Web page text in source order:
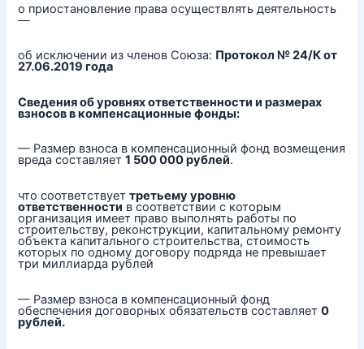
о приостановление права осуществлять деятельность
—
об исключении из членов Союза: Протокол № 24/К от
27.06.2019 года
Сведения об уровнях ответственности и размерах
взносов в компенсационные фонды:
— Размер взноса в компенсационный фонд возмещения
вреда составляет1 500 000 рублей.
что соответствуеттретьему уровню
ответственности в соответствии с которым
организация имеет право выполнять работы по
строительству, реконструкции, капитальному ремонту
объекта капитального строительства, стоимость
которых по одному договору подряда не превышает
три миллиарда рублей
— Размер взноса в компенсационный фонд
обеспечения договорных обязательств составляет0
рублей.